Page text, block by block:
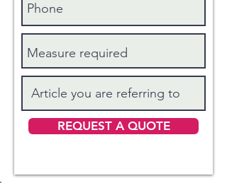
REQUEST A QUOTE